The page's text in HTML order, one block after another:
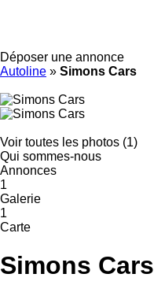
Déposer une annonce
Autoline » Simons Cars
Voir toutes les photos (1)
Qui sommes-nous
Annonces
1
Galerie
1
Carte
Simons Cars